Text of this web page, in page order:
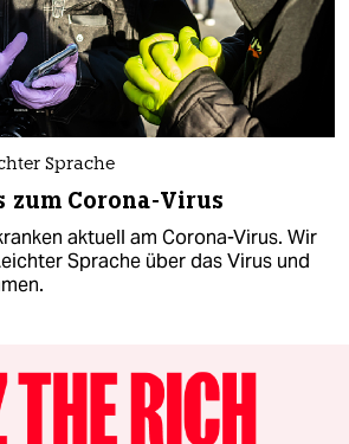
Sprache
Corona-Virus
aktuell am Corona-Virus. Wir
Sprache über das Virus und